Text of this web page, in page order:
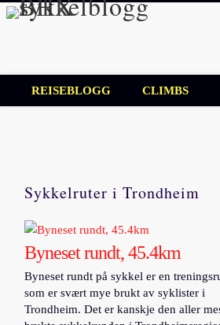
REISEBLOGG CLIMBS
Sykkelruter i Trondheim
Byneset rundt, 45.4km
Byneset rundt på sykkel er en
som er svært mye brukt av syklister i
Trondheim. Det er kanskje den aller